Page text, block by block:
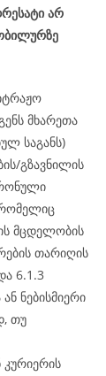
არ
მხარეთა
საგანს)
გზავნილის
რომელიც
მცდელობის
თარიღის
6.1.3
ნებისმიერი
თუ